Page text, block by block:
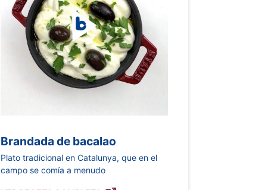
Brandada de bacalao
Plato tradicional en Catalunya, que en el
campo se comía a menudo